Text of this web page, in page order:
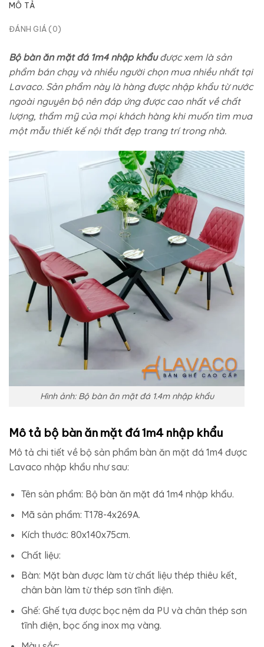
MÔ TẢ
ĐÁNH GIÁ (0)
Bộ bàn ăn mặt đá 1m4 nhập khẩuđược xem là sản
phẩm bán chạy và nhiều người chọn mua nhiều nhất tại
Lavaco. Sản phẩm này là hàng được nhập khẩu từ nước
ngoài nguyên bộ nên đáp ứng được cao nhất về chất
lượng, thẩm mỹ của mọi khách hàng khi muốn tìm mua
một mẫu thiết kế nội thất đẹp trang trí trong nhà.
Hình ảnh: Bộ bàn ăn mặt đá 1.4m nhập khẩu
Mô tả bộ bàn ăn mặt đá 1m4 nhập khẩu
Mô tả chi tiết về bộ sản phẩm bàn ăn mặt đá 1m4 được
Lavaco nhập khẩu như sau:
Tên sản phẩm: Bộ bàn ăn mặt đá 1m4 nhập khẩu.
Mã sản phẩm: T178-4x269A.
Kích thước: 80x140x75cm.
Chất liệu:
Bàn: Mặt bàn được làm từ chất liệu thép thiêu kết,
chân bàn làm từ thép sơn tĩnh điện.
Ghế: Ghế tựa được bọc nệm da PU và chân thép sơn
tĩnh điện, bọc ống inox mạ vàng.